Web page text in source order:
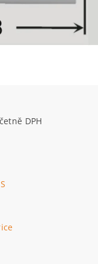
Kč včetně DPH